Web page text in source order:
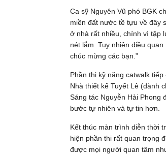
Ca sỹ Nguyên Vũ phó BGK
miền đất nước tề tựu về đây
ở nhà rất nhiều, chính vì tập
nét lắm. Tuy nhiên điều
chúc mừng các bạn.”
Phần thi kỹ năng catwalk
Nhà thiết kế Tuyết Lê (dành
Sáng tác Nguyễn Hải Phong
bước tự nhiên và tự tin hơn.
Kết thúc màn trình diễn thời
hiện phần thi rất quan trọng
được mọi người quan tâm